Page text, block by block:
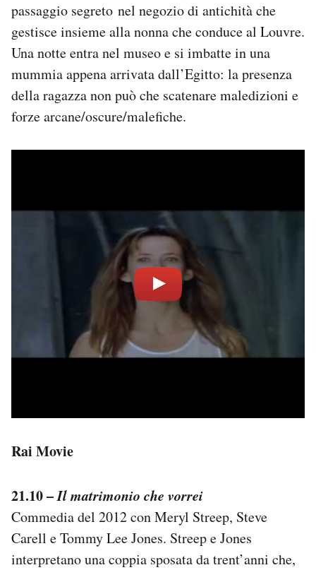
passaggio segreto nel negozio di antichità che
gestisce insieme alla nonna che conduce al Louvre.
Una notte entra nel museo e si imbatte in una
mummia appena arrivata dall’Egitto: la presenza
della ragazza non può che scatenare maledizioni e
forze arcane/oscure/malefiche.
Rai Movie
21.10 –Il matrimonio che vorrei
Commedia del 2012 con Meryl Streep, Steve
Carell e Tommy Lee Jones. Streep e Jones
interpretano una coppia sposata da trent’anni che,